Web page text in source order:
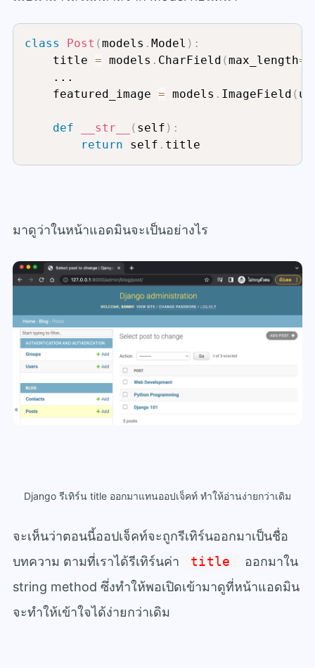
class Post (models . Model ) :
    title
= models . CharField (max_length=
    ...
    featured_image
= models . ImageField (
def __str__ ( self ) :
return self . title
มาดูว่าในหน้าแอดมินจะเป็นอย่างไร
Django รีเทิร์น title ออกมาแทนออปเจ็คท์ ทำให้อ่านง่ายกว่าเดิม
จะเห็นว่าตอนนี้ออปเจ็คท์จะถูกรีเทิร์นออกมาเป็นชื่อ
บทความ ตามที่เราได้รีเทิร์นค่า
title
ออกมาใน
string method ซึ่งทำให้พอเปิดเข้ามาดูที่หน้าแอดมิน
จะทำให้เข้าใจได้ง่ายกว่าเดิม